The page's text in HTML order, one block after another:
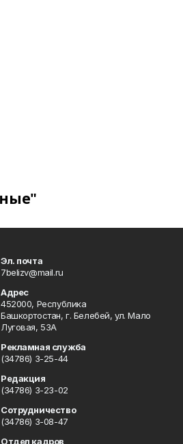
Эл. почта
7belizv@mail.ru
Адрес
452000, Республика
Башкортостан, г. Белебей, ул. Мало
Луговая, 53А
Рекламная служба
(34786) 3-25-44
Редакция
(34786) 3-23-02
Сотрудничество
(34786) 3-08-47
Отдел кадров